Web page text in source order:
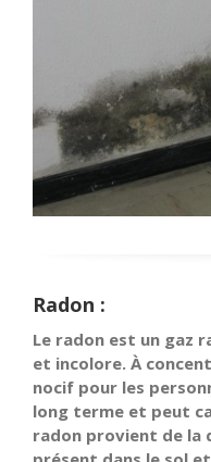
Radon :
Le radon est un gaz
et incolore. À
nocif pour les
long terme et peut
radon provient de la